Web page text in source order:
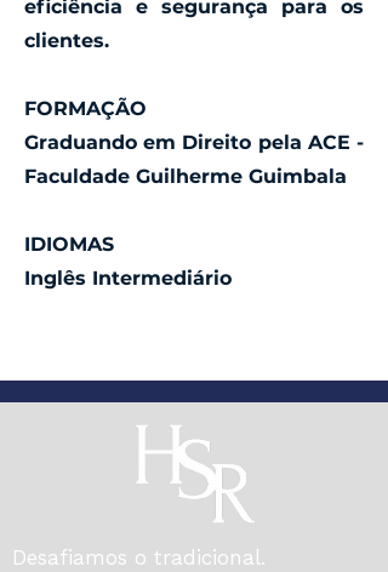
eficiência e segurança para os
clientes.
FORMAÇÃO
Graduando em Direito pela ACE -
Faculdade Guilherme Guimbala
IDIOMAS
Inglês Intermediário
Desafiamos o tradicional.